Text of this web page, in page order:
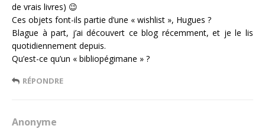
de vrais livres) 😉
Ces objets font-ils partie d’une « wishlist », Hugues ?
Blague à part, j’ai découvert ce blog récemment, et je le lis
quotidiennement depuis.
Qu’est-ce qu’un « bibliopégimane » ?
RÉPONDRE
Anonyme